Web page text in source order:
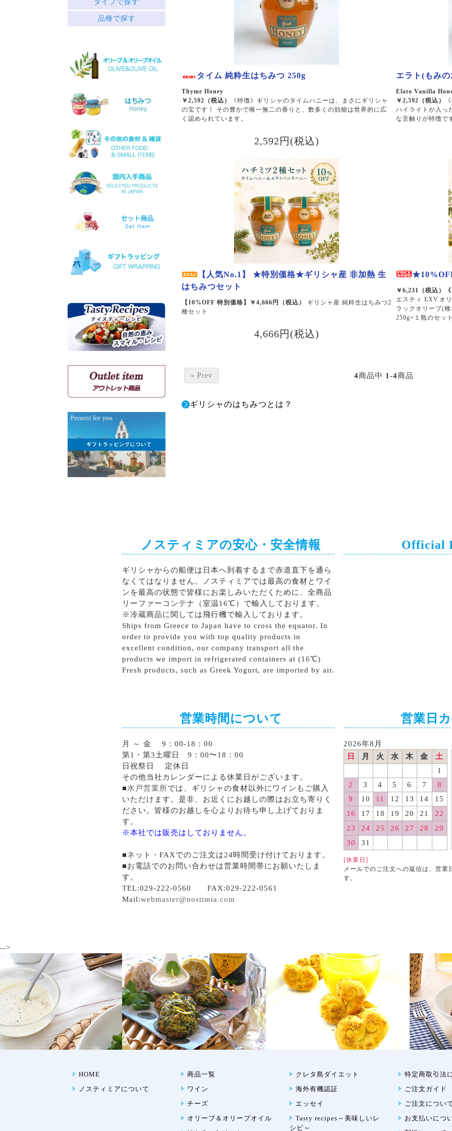
タイム 純粋生はちみつ 250g
Thyme Honey
￥2,592（税込）
《特徴》ギリシャのタイムハニーは、まさにギリシャ
の宝です！ その豊かで唯一無二の香りと、数多くの効能は世界的に広
く認められています。
2,592円(税込)
エラト(もみ
Elato Vanilla
￥2,592（税込）
ハイライトが入っ
な舌触りが特徴で
【人気No.1】 ★特別価格★ギリシャ産 非加熱 生
はちみつセット
【10%OFF 特別価格】￥4,666円（税込）
ギリシャ産 純粋生はちみつ2
種セット
4,666円(税込)
￥6,231（税込）
エスティ EXV.オ
ラックオリーブ(
250g×１瓶のセッ
« Prev 4商品中 1-4商品
ギリシャのはちみつとは？
中央ギリシャ
ペロポネソス半島とイオニ
ア諸島
タイプで探す
赤
├ミディアムボディ
├リッチ
├フルーティー
スパークリング
デザート
ワインセット
品種で探す
サヴァティアノ
アシリティコ
マスカット
キドニツァ
ロボラ
ヴィディアノ
ヴィラナ
マスカットオブスピナ
ガイドゥリア
アイダニ
モスコフィレロ
ゲヴェルツトラミネール
ミュスカ・ブラン・ア・プ
ティ・グラン
クシノマブロ
アギヨルギティコ
マヴロ クンドゥラ オブ キ
ミ
マヴロダフニ
コチファリ
マンディラリ
リャティコ
マヴロトラガノ
リムニョナ
グルナッシュ
シラー
カベルネソーヴィニョン
ノスティミアの安心・安全情報
ギリシャからの船便は日本へ到着するまで赤道直下を通ら
なくてはなりません。ノスティミアでは最高の食材とワイ
ンを最高の状態で皆様にお楽しみいただくために、全商品
リーファーコンテナ（室温16℃）で輸入しております。
※冷蔵商品に関しては飛行機で輸入しております。
Ships from Greece to Japan have to cross the equator. In
order to provide you with top quality products in
excellent condition, our company transport all the
products we import in refrigerated containers at (16℃)
Fresh products, such as Greek Yogurt, are imported by air.
Official
営業時間について
月 ～ 金 9：00-18：00
第1・第3土曜日 9：00〜18：00
日祝祭日 定休日
その他当社カレンダーによる休業日がございます。
■水戸営業所では、ギリシャの食材以外にワインもご購入
いただけます。是非、お近くにお越しの際はお立ち寄りく
ださい。皆様のお越しを心よりお待ち申し上げておりま
す。
※本社では販売はしておりません。
■ネット・FAXでのご注文は24時間受け付けております。
■お電話でのお問い合わせは営業時間帯にお願いたしま
す。
TEL:029-222-0560 FAX:029-222-0561
Mail:webmaster@nostimia.com
営業日
2026年8月
日
月 火 水 木 金
土
1
2
3 4 5 6 7
8
9
10 11 12 13 14
15
16
17 18 19 20 21
22
23
24 25 26 27 28
29
30
31
[休業日]
メールでのご注文への返信は、営業
す。
-->
HOME
ノスティミアについて
商品一覧
ワイン
チーズ
オリーブ＆オリーブオイル
クレタ島ダイエット
海外有機認証
エッセイ
Tasty recipes～美味しいレ
シピ～
特定商取引法
ご注文ガイド
ご注文につい
お支払いにつ